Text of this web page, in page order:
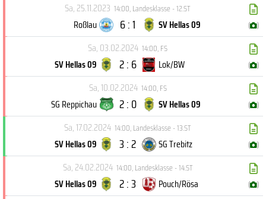
Sa, 25.11.2023 14:00,Landesklasse - 12.ST
Roßlau 6 : 1 SV Hellas 09 ( )
Sa, 03.02.2024 14:00,FS
SV Hellas 09 2 : 6 Lok/BW ( )
Sa, 10.02.2024 14:00,FS
SG Reppichau 2 : 0 SV Hellas 09 ( )
Sa, 17.02.2024 14:00,Landesklasse - 13.ST
SV Hellas 09 3 : 2 SG Trebitz ( )
Sa, 24.02.2024 14:00,Landesklasse - 14.ST
SV Hellas 09 2 : 3 Pouch/Rösa ( )